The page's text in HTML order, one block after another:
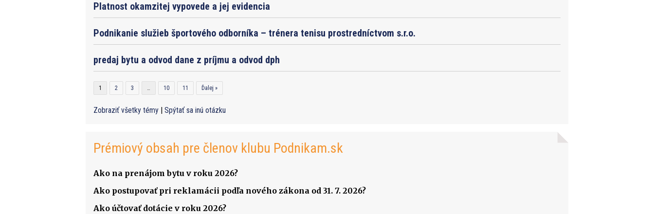
Platnost okamzitej vypovede a jej evidencia
Podnikanie služieb športového odborníka – trénera tenisu prostredníctvom s.r.o.
predaj bytu a odvod dane z príjmu a odvod dph
1 2 3 … 10 11 Ďalej »
Zobraziť všetky témy Spýtať sa inú otázku
Prémiový obsah pre členov klubu Podnikam.sk
Ako na prenájom bytu v roku 2026?
Ako postupovať pri reklamácii podľa nového zákona od 31. 7. 2026?
Ako účtovať dotácie v roku 2026?